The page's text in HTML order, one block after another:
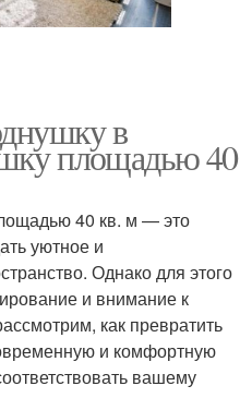
в
площадью 40
40 кв. м — это
уютное и
Однако для этого
и внимание к
как превратить
и комфортную
вашему